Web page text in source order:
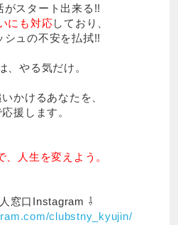
がスタート出来る!!
にも対応しており、
シュの不安を払拭!!
、やる気だけ。
かけるあなたを、
援します。
人生を変えよう。
窓口Instagram ⇩
clubstny_kyujin/